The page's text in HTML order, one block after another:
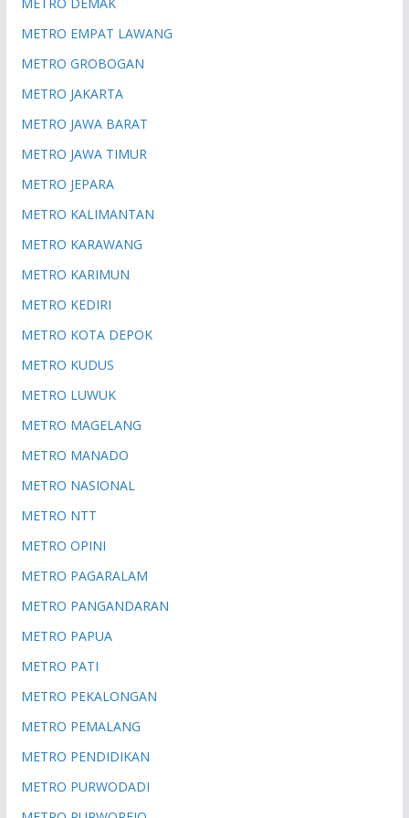
METRO EMPAT LAWANG
METRO GROBOGAN
METRO JAKARTA
METRO JAWA BARAT
METRO JAWA TIMUR
METRO JEPARA
METRO KALIMANTAN
METRO KARAWANG
METRO KARIMUN
METRO KEDIRI
METRO KOTA DEPOK
METRO KUDUS
METRO LUWUK
METRO MAGELANG
METRO MANADO
METRO NASIONAL
METRO NTT
METRO OPINI
METRO PAGARALAM
METRO PANGANDARAN
METRO PAPUA
METRO PATI
METRO PEKALONGAN
METRO PEMALANG
METRO PENDIDIKAN
METRO PURWODADI